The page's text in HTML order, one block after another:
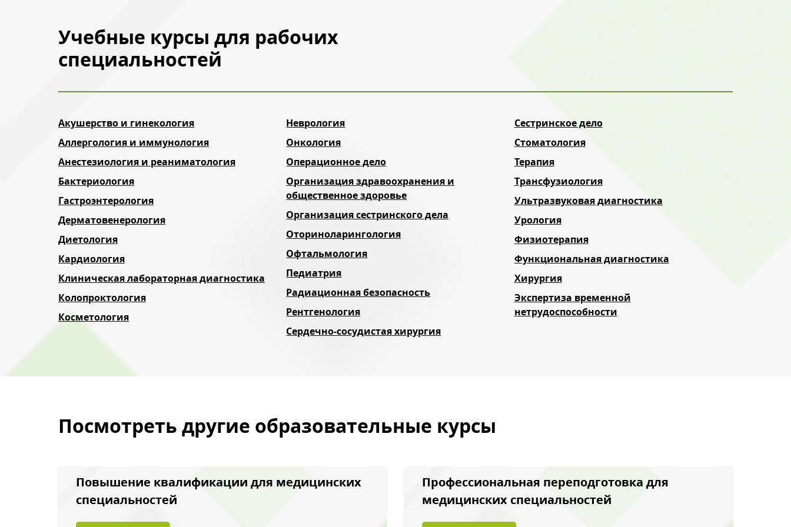
Учебные курсы для рабочих
специальностей
Акушерство и гинекология
Аллергология и иммунология
Анестезиология и реаниматология
Бактериология
Гастроэнтерология
Дерматовенерология
Диетология
Кардиология
Клиническая лабораторная диагностика
Колопроктология
Косметология
Неврология
Онкология
Операционное дело
Организация здравоохранения и
общественное здоровье
Организация сестринского дела
Оториноларингология
Офтальмология
Педиатрия
Радиационная безопасность
Рентгенология
Сердечно-сосудистая хирургия
Сестринское дело
Стоматология
Терапия
Трансфузиология
Ультразвуковая диагностика
Урология
Физиотерапия
Функциональная диагностика
Хирургия
Экспертиза временной
нетрудоспособности
Посмотреть другие образовательные курсы
Повышение квалификации для медицинских
специальностей
Профессиональная переподготовка для
медицинских специальностей